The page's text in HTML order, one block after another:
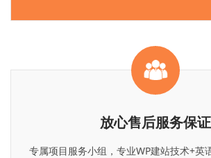
放心售后服务保证
专属项目服务小组，专业WP建站技术+英